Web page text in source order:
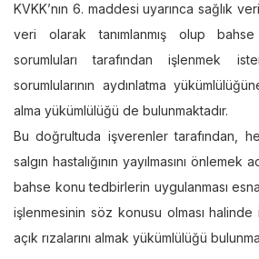
KVKK’nın 6. maddesi uyarınca sağlık
veri olarak tanımlanmış olup
sorumluları tarafından işlenmek
sorumlularının aydınlatma
alma yükümlülüğü de bulunmaktadır.
Bu doğrultuda işverenler tarafından,
salgın hastalığının yayılmasını önlemek
bahse konu tedbirlerin uygulanması
işlenmesinin söz konusu olması halinde
açık rızalarını almak yükümlülüğü